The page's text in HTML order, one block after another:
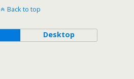
Back to top
Desktop